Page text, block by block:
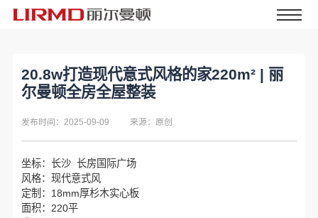
20.8w打造现代意式风格的家220m² | 丽
尔曼顿全房全屋整装
发布时间：2025-09-09 来源：原创
坐标：长沙 长房国际广场
风格：现代意式风
定制：18mm厚杉木实心板
面积：220平